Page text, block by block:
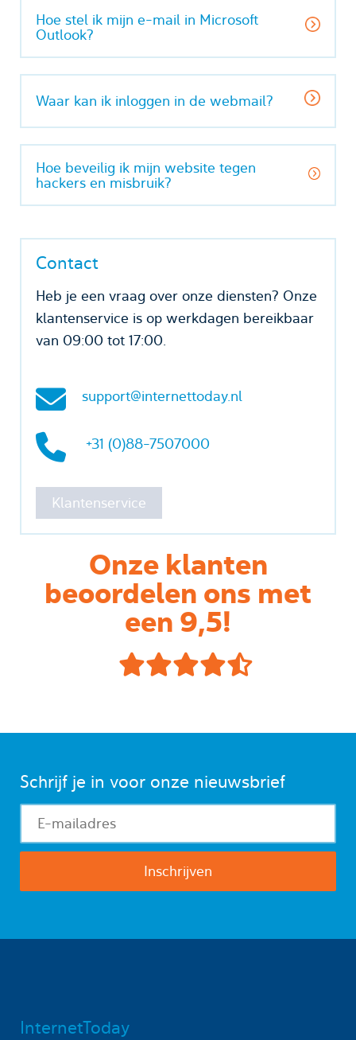
Hoe stel ik mijn e-mail in Microsoft
Outlook?
Waar kan ik inloggen in de webmail?
Hoe beveilig ik mijn website tegen
hackers en misbruik?
Contact
Heb je een vraag over onze diensten? Onze
klantenservice is op werkdagen bereikbaar
van 09:00 tot 17:00.
support@internettoday.nl
+31 (0)88-7507000
Klantenservice
Onze klanten
beoordelen ons met
een 9,5!
Schrijf je in voor onze nieuwsbrief
InternetToday